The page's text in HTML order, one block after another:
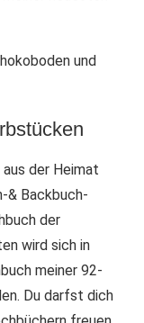
der Heimat
& Backbuch-
der
wird sich in
meiner 92-
Du darfst dich